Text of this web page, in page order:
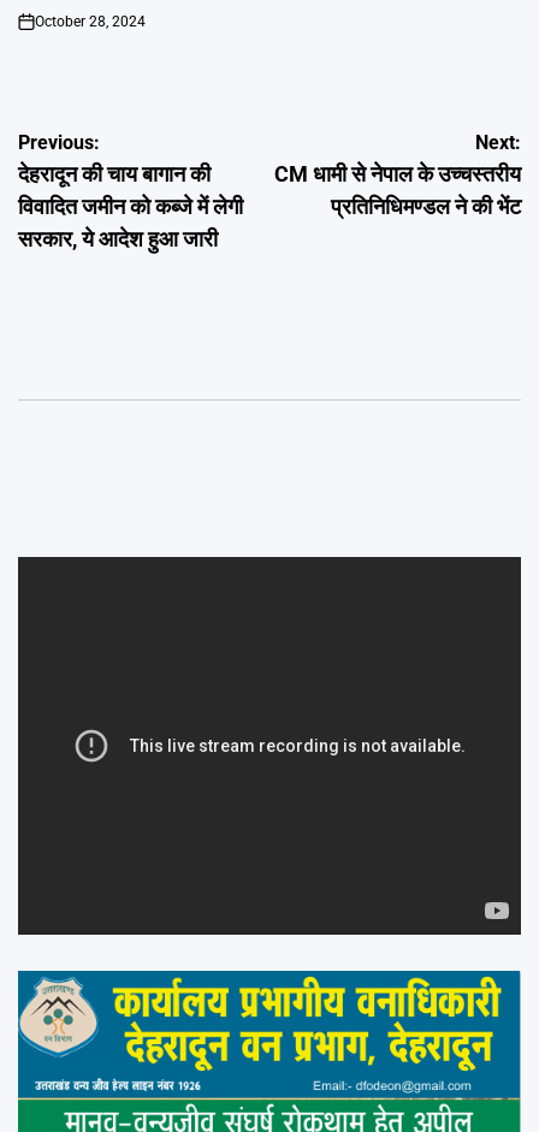
on
October 28, 2024
Post
navigation
Previous:
देहरादून की चाय बागान की
विवादित जमीन को कब्जे में लेगी
सरकार, ये आदेश हुआ जारी
Next:
CM धामी से नेपाल के उच्चस्तरीय
प्रतिनिधिमण्डल ने की भेंट